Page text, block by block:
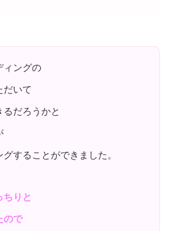
ィングの
だいて
だろうかと
することができました。
ちりと
ので